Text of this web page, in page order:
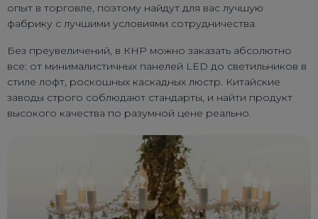
опыт в торговле, поэтому найдут для вас лучшую
фабрику с лучшими условиями сотрудничества.
Без преувеличений, в КНР можно заказать абсолютно
все: от минималистичных панелей LED до светильников в
стиле лофт, роскошных каскадных люстр. Китайские
заводы строго соблюдают стандарты, и найти продукт
высокого качества по разумной цене реально.